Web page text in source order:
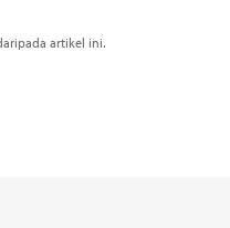
artikel ini.